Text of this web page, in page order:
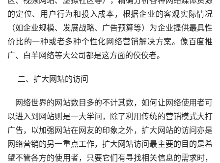
的定位、用户行为和投入成本，根据企业的客观实际情况
（如企业规模、发展战略、广告预算等）为企业提供最具性
价比的一种或者多种个性化网络营销解决方案。像百度推
广、白羊网络等大公司都是这方面的佼佼者。
二、扩大网站的访问
网络世界的网站数目多的不计其数，如何让网络使用者可
以进入到网站则是一大学问，除了利用传统的营销模式大打
广告，以加强网站在网友的印象之外，扩大网站的访问亦是
网络营销的另一重点工作，扩大网站访问最主要的目的是希
望不管各方的使用者，只要它们有寻找相关信息的需求时，